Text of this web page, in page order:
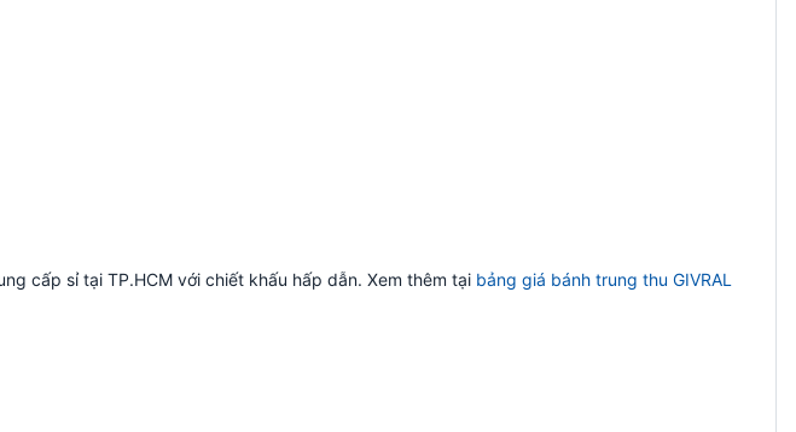
cấp sỉ tại TP.HCM với chiết khấu hấp dẫn. Xem thêm tại bảng giá bánh trung thu GIVRAL